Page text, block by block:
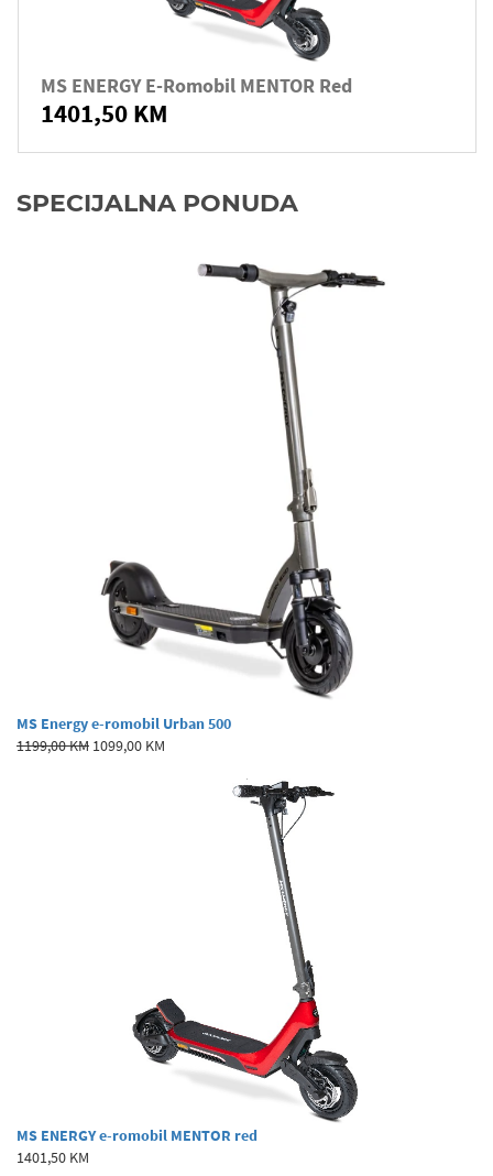
MS ENERGY E-Romobil MENTOR Red
1401,50 KM
SPECIJALNA PONUDA
MS Energy e-romobil Urban 500
1199,00 KM 1099,00 KM
MS ENERGY e-romobil MENTOR red
1401,50 KM